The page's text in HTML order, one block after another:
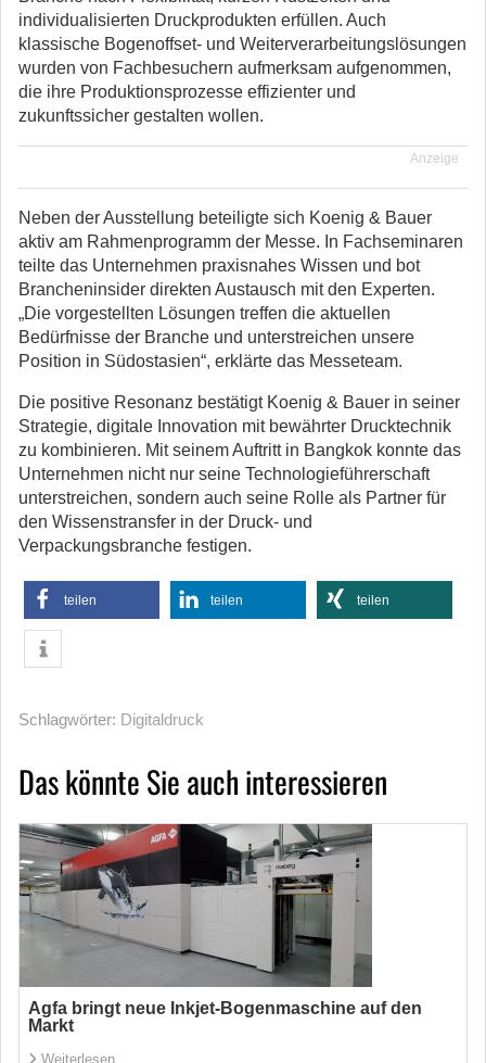
individualisierten Druckprodukten erfüllen. Auch
klassische Bogenoffset- und Weiterverarbeitungslösungen
wurden von Fachbesuchern aufmerksam aufgenommen,
die ihre Produktionsprozesse effizienter und
zukunftssicher gestalten wollen.
Anzeige
Neben der Ausstellung beteiligte sich Koenig & Bauer
aktiv am Rahmenprogramm der Messe. In Fachseminaren
teilte das Unternehmen praxisnahes Wissen und bot
Brancheninsider direkten Austausch mit den Experten.
„Die vorgestellten Lösungen treffen die aktuellen
Bedürfnisse der Branche und unterstreichen unsere
Position in Südostasien“, erklärte das Messeteam.
Die positive Resonanz bestätigt Koenig & Bauer in seiner
Strategie, digitale Innovation mit bewährter Drucktechnik
zu kombinieren. Mit seinem Auftritt in Bangkok konnte das
Unternehmen nicht nur seine Technologieführerschaft
unterstreichen, sondern auch seine Rolle als Partner für
den Wissenstransfer in der Druck- und
Verpackungsbranche festigen.
teilen teilen teilen
Schlagwörter: Digitaldruck
Das könnte Sie auch interessieren
Agfa bringt neue Inkjet-Bogenmaschine auf den
Markt
Weiterlesen